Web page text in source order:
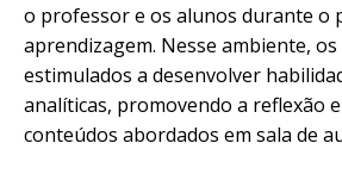
o professor e os alunos durante o
aprendizagem. Nesse ambiente,
estimulados a desenvolver
analíticas, promovendo a reflexão
conteúdos abordados em sala de